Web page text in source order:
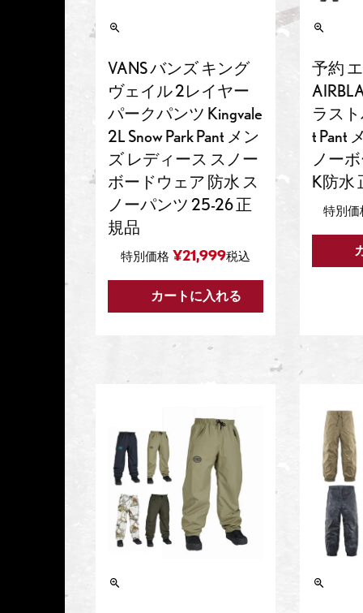
VANS バンズ キング
ヴェイル 2レイヤー
パークパンツ Kingvale
2L Snow Park Pant メン
ズ レディース スノー
ボードウェア 防水 ス
ノーパンツ 25-26 正
規品
特別価格 ¥21,999税込
カートに入れる
予約
ラス
t Pant
ノー
K防水
特別価